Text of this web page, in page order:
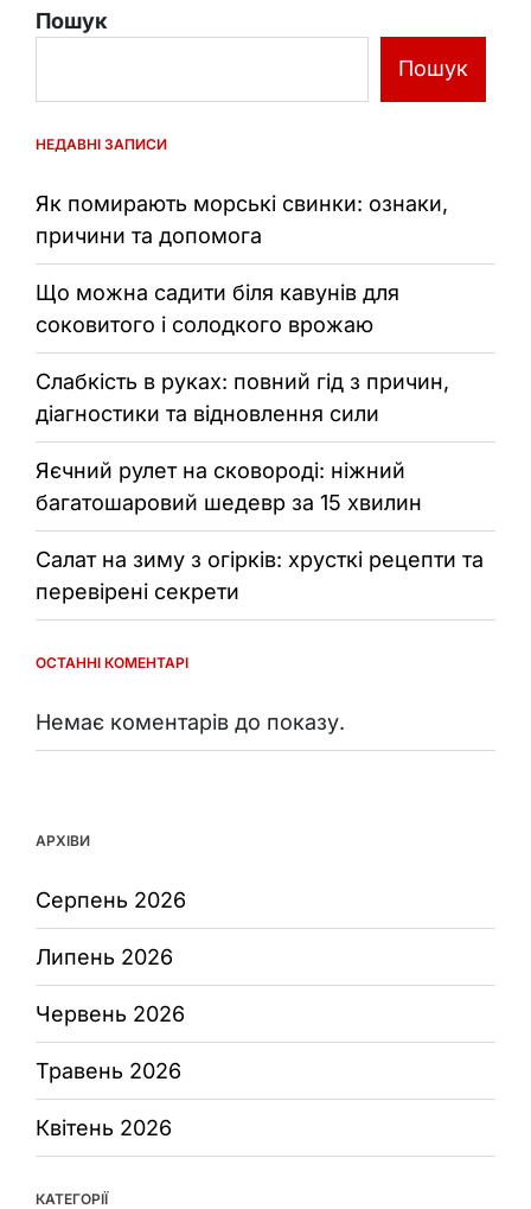
Пошук
Пошук
НЕДАВНІ ЗАПИСИ
Як помирають морські свинки: ознаки,
причини та допомога
Що можна садити біля кавунів для
соковитого і солодкого врожаю
Слабкість в руках: повний гід з причин,
діагностики та відновлення сили
Яєчний рулет на сковороді: ніжний
багатошаровий шедевр за 15 хвилин
Салат на зиму з огірків: хрусткі рецепти та
перевірені секрети
ОСТАННІ КОМЕНТАРІ
Немає коментарів до показу.
АРХІВИ
Серпень 2026
Липень 2026
Червень 2026
Травень 2026
Квітень 2026
КАТЕГОРІЇ